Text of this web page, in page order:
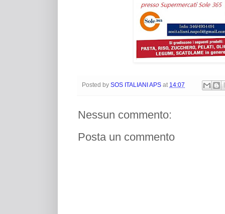
Posted by SOS ITALIANI APS at 14:07
Nessun commento:
Posta un commento